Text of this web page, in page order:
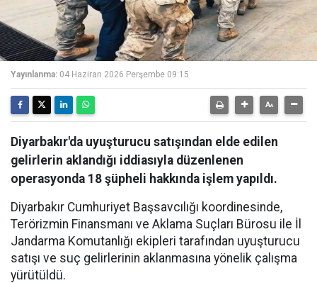
Yayınlanma: 04 Haziran 2026 Perşembe 09:15
Diyarbakır'da uyuşturucu satışından elde edilen
gelirlerin aklandığı iddiasıyla düzenlenen
operasyonda 18 şüpheli hakkında işlem yapıldı.
Diyarbakır Cumhuriyet Başsavcılığı koordinesinde,
Terörizmin Finansmanı ve Aklama Suçları Bürosu ile İl
Jandarma Komutanlığı ekipleri tarafından uyuşturucu
satışı ve suç gelirlerinin aklanmasına yönelik çalışma
yürütüldü.